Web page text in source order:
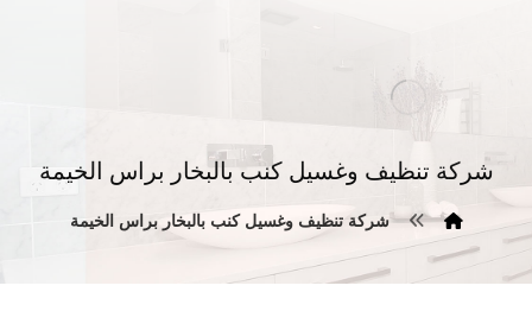
شركة تنظيف وغسيل كنب بالبخار براس الخيمة
شركة تنظيف وغسيل كنب بالبخار براس الخيمة